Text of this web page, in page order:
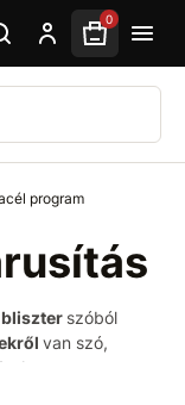
0
program
bliszter szóból
van szó,
. A
nedvességtől,